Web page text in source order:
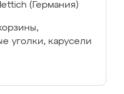
(Германия)
уголки, карусели